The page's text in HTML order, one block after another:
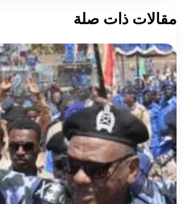
مقالات ذات صلة